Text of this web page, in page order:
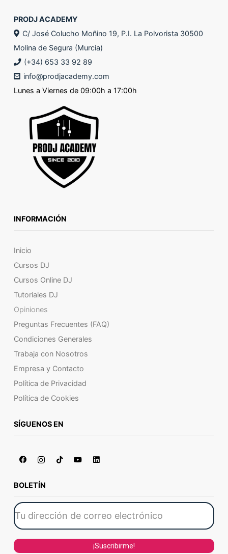
PRODJ ACADEMY
C/ José Colucho Moñino 19, P.I. La Polvorista 30500
Molina de Segura (Murcia)
(+34) 653 33 92 89
info@prodjacademy.com
Lunes a Viernes de 09:00h a 17:00h
INFORMACIÓN
Inicio
Cursos DJ
Cursos Online DJ
Tutoriales DJ
Opiniones
Preguntas Frecuentes (FAQ)
Condiciones Generales
Trabaja con Nosotros
Empresa y Contacto
Política de Privacidad
Política de Cookies
SÍGUENOS EN
BOLETÍN